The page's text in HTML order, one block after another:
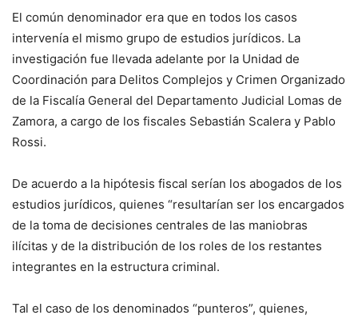
El común denominador era que en todos los casos
intervenía el mismo grupo de estudios jurídicos. La
investigación fue llevada adelante por la Unidad de
Coordinación para Delitos Complejos y Crimen Organizado
de la Fiscalía General del Departamento Judicial Lomas de
Zamora, a cargo de los fiscales Sebastián Scalera y Pablo
Rossi.
De acuerdo a la hipótesis fiscal serían los abogados de los
estudios jurídicos, quienes “resultarían ser los encargados
de la toma de decisiones centrales de las maniobras
ilícitas y de la distribución de los roles de los restantes
integrantes en la estructura criminal.
Tal el caso de los denominados “punteros”, quienes,